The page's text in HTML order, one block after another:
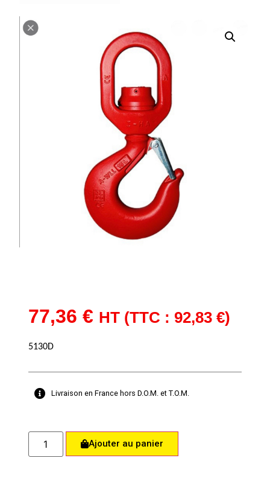
77,36 € HT (TTC : 92,83 €)
5130D
Livraison en France hors D.O.M. et T.O.M.
Ajouter au panier